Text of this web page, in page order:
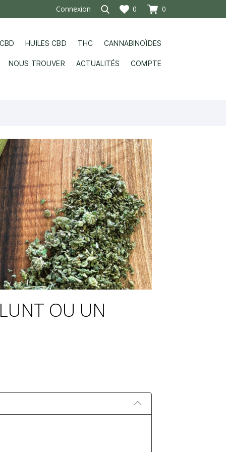
Connexion 0 0
HUILES CBD THC CANNABINOÏDES
NOUS TROUVER ACTUALITÉS COMPTE
OU UN